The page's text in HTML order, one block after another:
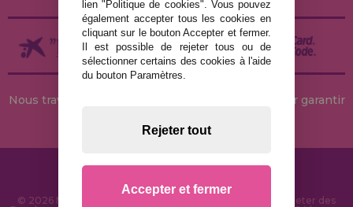
Nous travaillons avec des stocks permanents pour garantir
© 2026 MaisonDesPuzzles.fr - Boutique en ligne pour acheter des
lien "Politique de cookies". Vous pouvez
également accepter tous les cookies en
cliquant sur le bouton Accepter et fermer.
Il est possible de rejeter tous ou de
sélectionner certains des cookies à l'aide
du bouton Paramètres.
Rejeter tout
Accepter et fermer